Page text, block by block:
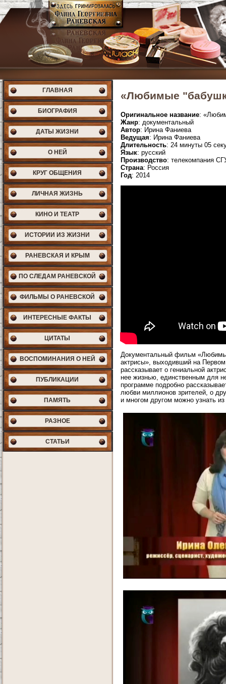
ГЛАВНАЯ
БИОГРАФИЯ
ДАТЫ ЖИЗНИ
О НЕЙ
КРУГ ОБЩЕНИЯ
ЛИЧНАЯ ЖИЗНЬ
КИНО И ТЕАТР
ИСТОРИИ ИЗ ЖИЗНИ
РАНЕВСКАЯ И КРЫМ
ПО СЛЕДАМ РАНЕВСКОЙ
ФИЛЬМЫ О РАНЕВСКОЙ
ИНТЕРЕСНЫЕ ФАКТЫ
ЦИТАТЫ
ВОСПОМИНАНИЯ О НЕЙ
ПУБЛИКАЦИИ
ПАМЯТЬ
РАЗНОЕ
СТАТЬИ
«Любимые
Оригинальное название:
Жанр: документальный
Автор: Ирина Фаниева
Ведущая: Ирина Фаниева
Длительность: 24 минуты 05
Язык: русский
Производство: телекомпания
Страна: Россия
Год: 2014
Документальный фильм
актрисы», выходивший на
рассказывает о гениальной
нее жизнью, единственным для
программе подробно
любви миллионов зрителей, о
и многом другом можно узнать